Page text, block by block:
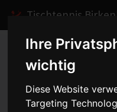
Ihre
wichtig
Diese Website
Targeting
Tischtennis
Home Spiele 2007/
Spielbericht anzeigen